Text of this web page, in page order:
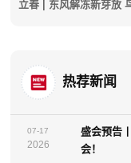
立春 | 东风解冻新芽放
热荐新闻
07-17
2026
盛会预告
会！